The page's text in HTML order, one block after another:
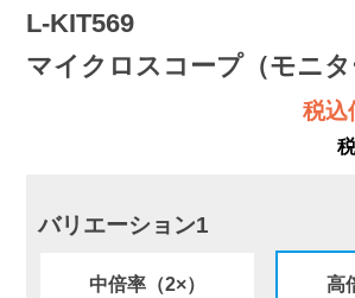
L-KIT569
マイクロスコープ（モニタ
税込
バリエーション1
中倍率（2×） 高